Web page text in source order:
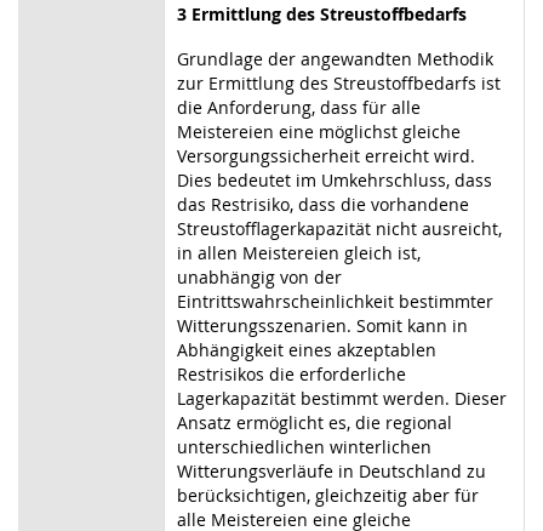
3 Ermittlung des Streustoffbedarfs
Grundlage der angewandten Methodik
zur Ermittlung des Streustoffbedarfs ist
die Anforderung, dass für alle
Meistereien eine möglichst gleiche
Versorgungssicherheit erreicht wird.
Dies bedeutet im Umkehrschluss, dass
das Restrisiko, dass die vorhandene
Streustofflagerkapazität nicht ausreicht,
in allen Meistereien gleich ist,
unabhängig von der
Eintrittswahrscheinlichkeit bestimmter
Witterungsszenarien. Somit kann in
Abhängigkeit eines akzeptablen
Restrisikos die erforderliche
Lagerkapazität bestimmt werden. Dieser
Ansatz ermöglicht es, die regional
unterschiedlichen winterlichen
Witterungsverläufe in Deutschland zu
berücksichtigen, gleichzeitig aber für
alle Meistereien eine gleiche